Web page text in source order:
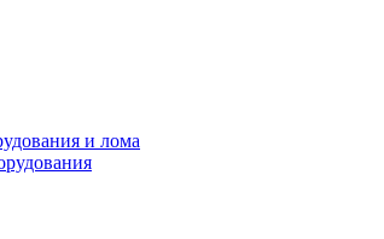
и лома